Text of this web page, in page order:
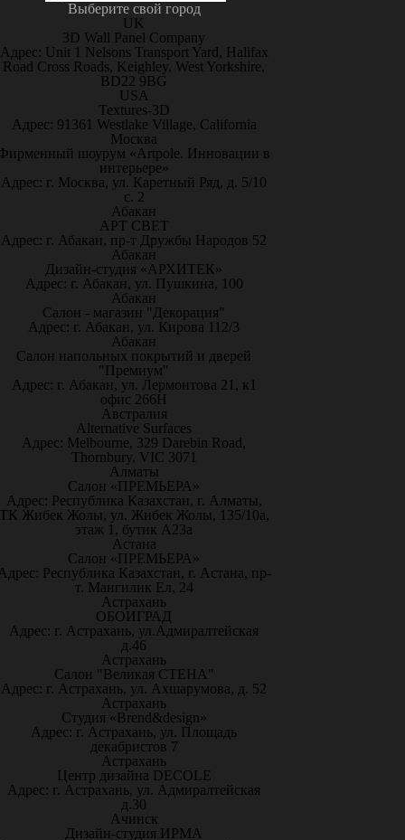
Выберите свой город
UK
3D Wall Panel Company
Адрес: Unit 1 Nelsons Transport Yard, Halifax
Road Cross Roads, Keighley, West Yorkshire,
BD22 9BG
USA
Textures-3D
Адрес: 91361 Westlake Village, California
Москва
шоурум «Artpole. Инновации в
интерьере»
Адрес: г. Москва, ул. Каретный Ряд, д. 5/10
с. 2
Абакан
АРТ СВЕТ
Адрес: г. Абакан, пр-т Дружбы Народов 52
Абакан
Дизайн-студия «АРХИТЕК»
Адрес: г. Абакан, ул. Пушкина, 100
Абакан
Салон - магазин "Декорация"
Адрес: г. Абакан, ул. Кирова 112/3
Абакан
Салон напольных покрытий и дверей
"Премиум"
Адрес: г. Абакан, ул. Лермонтова 21, к1
офис 266Н
Австралия
Alternative Surfaces
Адрес: Melbourne, 329 Darebin Road,
Thornbury, VIC 3071
Алматы
Салон «ПРЕМЬЕРА»
Адрес: Республика Казахстан, г. Алматы,
Жибек Жолы, ул. Жибек Жолы, 135/10а,
этаж 1, бутик А23а
Астана
Салон «ПРЕМЬЕРА»
Республика Казахстан, г. Астана, пр-
т. Мангилик Ел, 24
Астрахань
ОБОИГРАД
Адрес: г. Астрахань, ул.Адмиралтейская
д.46
Астрахань
Салон "Великая СТЕНА"
Адрес: г. Астрахань, ул. Ахшарумова, д. 52
Астрахань
Студия «Brend&design»
Адрес: г. Астрахань, ул. Площадь
декабристов 7
Астрахань
Центр дизайна DECOLE
Адрес: г. Астрахань, ул. Адмиралтейская
д.30
Ачинск
Дизайн-студия ИРМА